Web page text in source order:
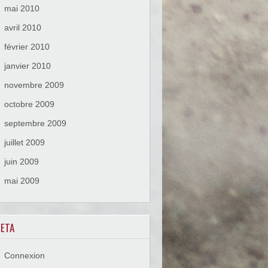
mai 2010
avril 2010
février 2010
janvier 2010
novembre 2009
octobre 2009
septembre 2009
juillet 2009
juin 2009
mai 2009
Connexion